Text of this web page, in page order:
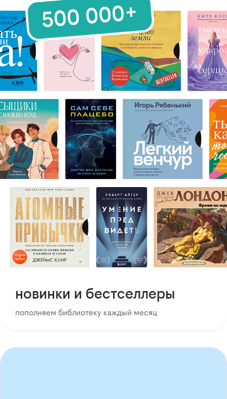
новинки и бестселлеры
пополняем библиотеку каждый месяц